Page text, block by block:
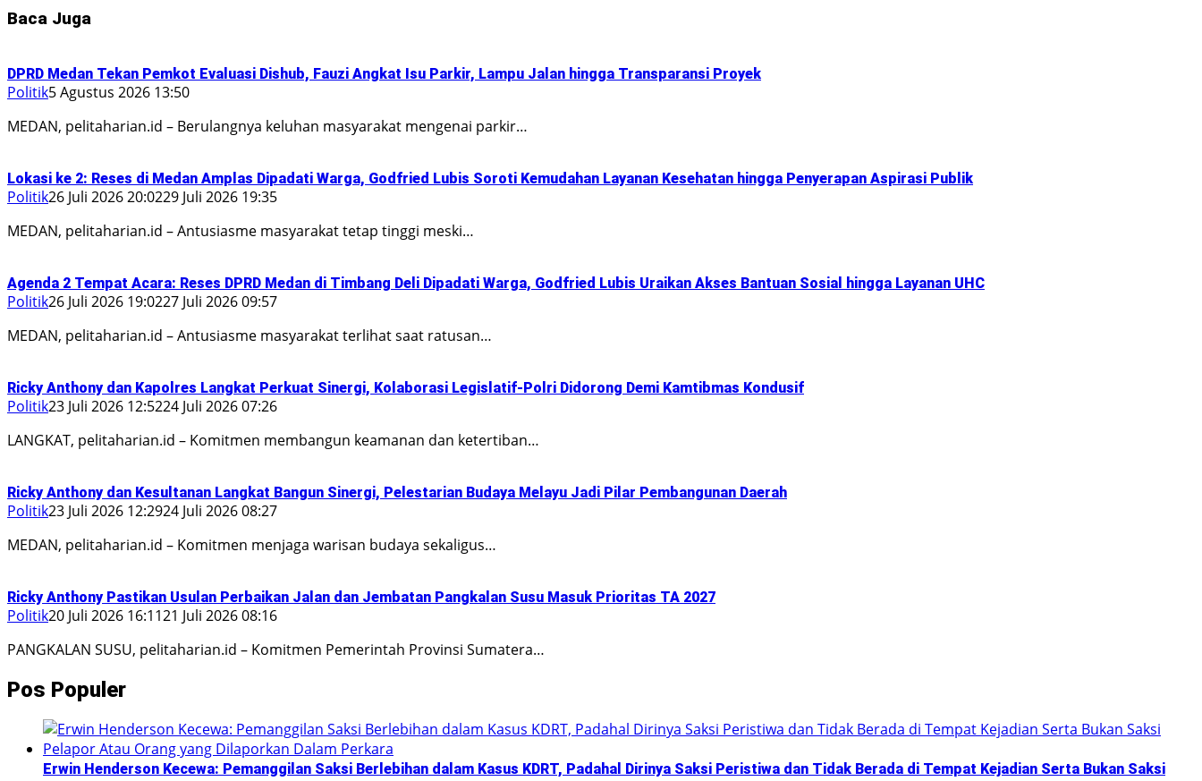
Baca Juga
DPRD Medan Tekan Pemkot Evaluasi Dishub, Fauzi Angkat Isu Parkir, Lampu Jalan hingga Transparansi Proyek
Politik5 Agustus 2026 13:50
MEDAN, pelitaharian.id – Berulangnya keluhan masyarakat mengenai parkir…
Lokasi ke 2: Reses di Medan Amplas Dipadati Warga, Godfried Lubis Soroti Kemudahan Layanan Kesehatan hingga Penyerapan Aspirasi Publik
Politik26 Juli 2026 20:0229 Juli 2026 19:35
MEDAN, pelitaharian.id – Antusiasme masyarakat tetap tinggi meski…
Agenda 2 Tempat Acara: Reses DPRD Medan di Timbang Deli Dipadati Warga, Godfried Lubis Uraikan Akses Bantuan Sosial hingga Layanan UHC
Politik26 Juli 2026 19:0227 Juli 2026 09:57
MEDAN, pelitaharian.id – Antusiasme masyarakat terlihat saat ratusan…
Ricky Anthony dan Kapolres Langkat Perkuat Sinergi, Kolaborasi Legislatif-Polri Didorong Demi Kamtibmas Kondusif
Politik23 Juli 2026 12:5224 Juli 2026 07:26
LANGKAT, pelitaharian.id – Komitmen membangun keamanan dan ketertiban…
Ricky Anthony dan Kesultanan Langkat Bangun Sinergi, Pelestarian Budaya Melayu Jadi Pilar Pembangunan Daerah
Politik23 Juli 2026 12:2924 Juli 2026 08:27
MEDAN, pelitaharian.id – Komitmen menjaga warisan budaya sekaligus…
Ricky Anthony Pastikan Usulan Perbaikan Jalan dan Jembatan Pangkalan Susu Masuk Prioritas TA 2027
Politik20 Juli 2026 16:1121 Juli 2026 08:16
PANGKALAN SUSU, pelitaharian.id – Komitmen Pemerintah Provinsi Sumatera…
Pos Populer
Erwin Henderson Kecewa: Pemanggilan Saksi Berlebihan dalam Kasus KDRT, Padahal Dirinya Saksi Peristiwa dan Tidak Berada di Tempat Kejadian Serta Bukan Saksi